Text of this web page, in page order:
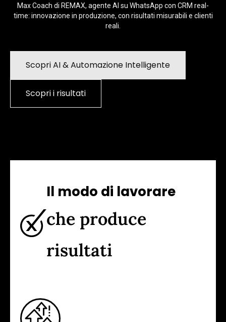
Max Coach di REMAX, agente AI su WhatsApp con CRM real-
time: innovazione in produzione, con risultati misurabili e clienti
reali.
Scopri AI & Automazione Intelligente
Scopri i risultati
Il modo di lavorare
che produce
risultati